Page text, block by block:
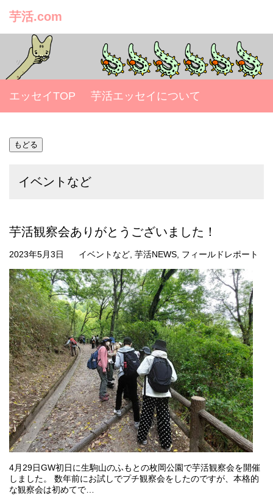
芋活.com
エッセイTOP 芋活エッセイについて
イベントなど
芋活観察会ありがとうございました！
2023年5月3日 イベントなど 芋活NEWS フィールドレポート
4月29日GW初日に生駒山のふもとの枚岡公園で芋活観察会を開催
しました。 数年前にお試しでプチ観察会をしたのですが、本格的
な観察会は初めてで…